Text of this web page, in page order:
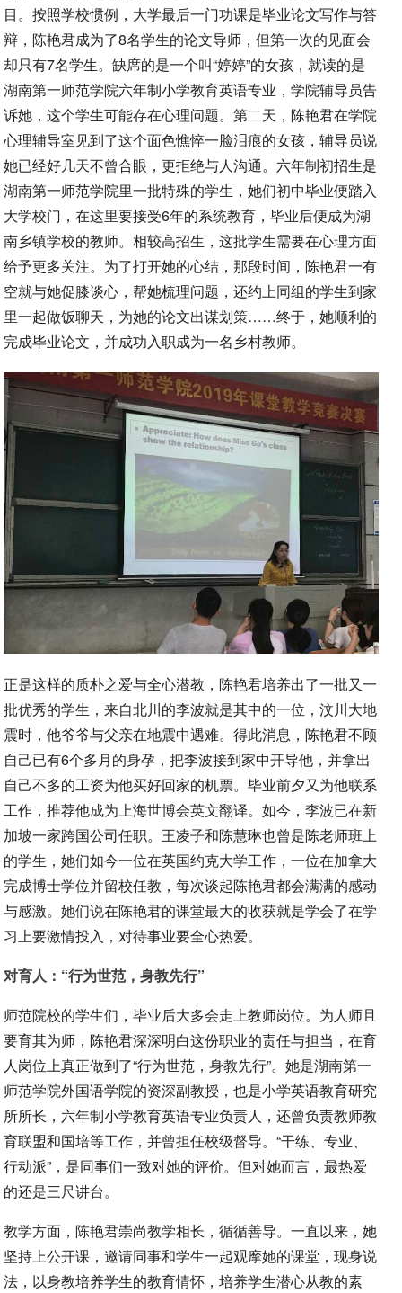
目。按照学校惯例，大学最后一门功课是毕业论文写作与答
辩，陈艳君成为了8名学生的论文导师，但第一次的见面会
却只有7名学生。缺席的是一个叫“婷婷”的女孩，就读的是
湖南第一师范学院六年制小学教育英语专业，学院辅导员告
诉她，这个学生可能存在心理问题。第二天，陈艳君在学院
心理辅导室见到了这个面色憔悴一脸泪痕的女孩，辅导员说
她已经好几天不曾合眼，更拒绝与人沟通。六年制初招生是
湖南第一师范学院里一批特殊的学生，她们初中毕业便踏入
大学校门，在这里要接受6年的系统教育，毕业后便成为湖
南乡镇学校的教师。相较高招生，这批学生需要在心理方面
给予更多关注。为了打开她的心结，那段时间，陈艳君一有
空就与她促膝谈心，帮她梳理问题，还约上同组的学生到家
里一起做饭聊天，为她的论文出谋划策……终于，她顺利的
完成毕业论文，并成功入职成为一名乡村教师。
正是这样的质朴之爱与全心潜教，陈艳君培养出了一批又一
批优秀的学生，来自北川的李波就是其中的一位，汶川大地
震时，他爷爷与父亲在地震中遇难。得此消息，陈艳君不顾
自己已有6个多月的身孕，把李波接到家中开导他，并拿出
自己不多的工资为他买好回家的机票。毕业前夕又为他联系
工作，推荐他成为上海世博会英文翻译。如今，李波已在新
加坡一家跨国公司任职。王凌子和陈慧琳也曾是陈老师班上
的学生，她们如今一位在英国约克大学工作，一位在加拿大
完成博士学位并留校任教，每次谈起陈艳君都会满满的感动
与感激。她们说在陈艳君的课堂最大的收获就是学会了在学
习上要激情投入，对待事业要全心热爱。
对育人：“行为世范，身教先行”
师范院校的学生们，毕业后大多会走上教师岗位。为人师且
要育其为师，陈艳君深深明白这份职业的责任与担当，在育
人岗位上真正做到了“行为世范，身教先行”。她是湖南第一
师范学院外国语学院的资深副教授，也是小学英语教育研究
所所长，六年制小学教育英语专业负责人，还曾负责教师教
育联盟和国培等工作，并曾担任校级督导。“干练、专业、
行动派”，是同事们一致对她的评价。但对她而言，最热爱
的还是三尺讲台。
教学方面，陈艳君崇尚教学相长，循循善导。一直以来，她
坚持上公开课，邀请同事和学生一起观摩她的课堂，现身说
法，以身教培养学生的教育情怀，培养学生潜心从教的素